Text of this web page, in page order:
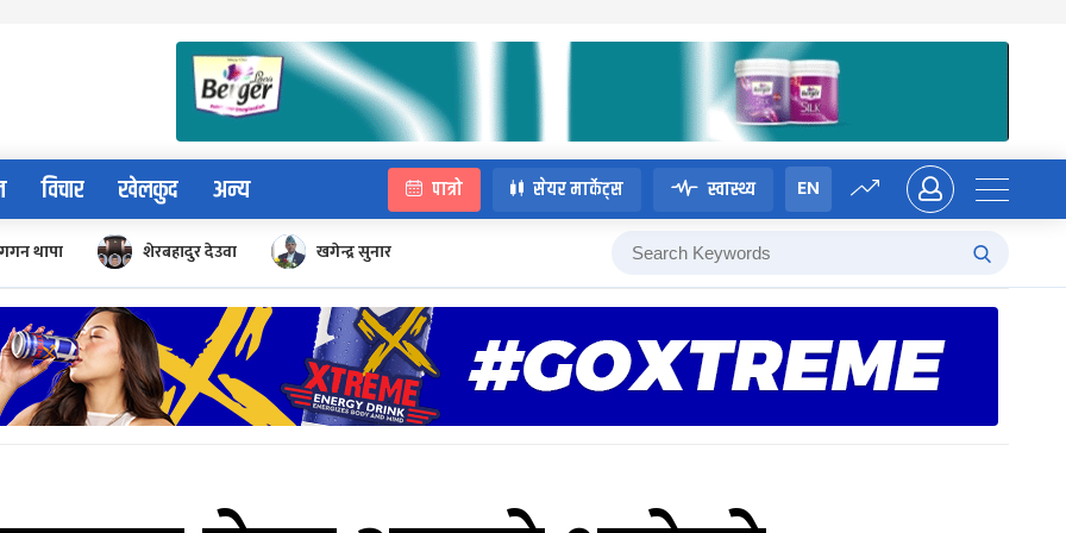
विचार खेलकुद अन्य पात्रो सेयर मार्केट्स स्वास्थ्य EN
गगन थापा शेरबहादुर देउवा खगेन्द्र सुनार